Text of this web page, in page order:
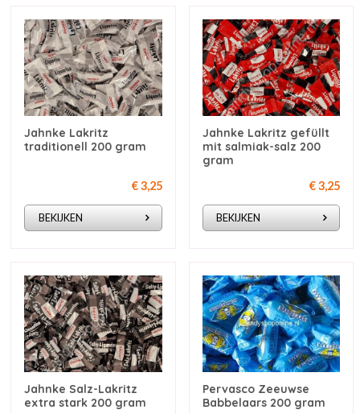
Jahnke Lakritz
traditionell 200 gram
€ 3,25
BEKIJKEN
Jahnke Lakritz gefüllt
mit salmiak-salz 200
gram
€ 3,25
BEKIJKEN
Jahnke Salz-Lakritz
extra stark 200 gram
Pervasco Zeeuwse
Babbelaars 200 gram